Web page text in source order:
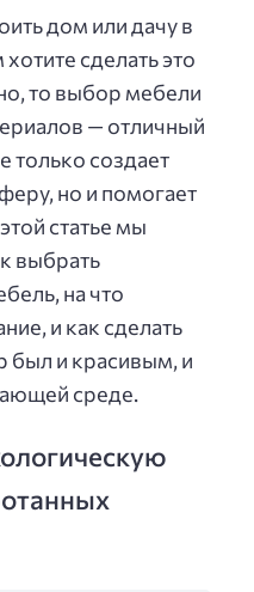
дом или дачу в
сделать это
то выбор мебели
— отличный
только создает
но и помогает
статье мы
выбрать
на что
и как сделать
был и красивым, и
среде.